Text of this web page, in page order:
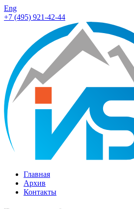
Eng
+7 (495) 921-42-44
Главная
Архив
Контакты